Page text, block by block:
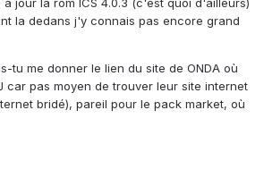
jour la rom ICS 4.0.3 (c'est quoi d'ailleurs)
la dedans j'y connais pas encore grand
tu me donner le lien du site de ONDA où
car pas moyen de trouver leur site internet
bridé), pareil pour le pack market, où